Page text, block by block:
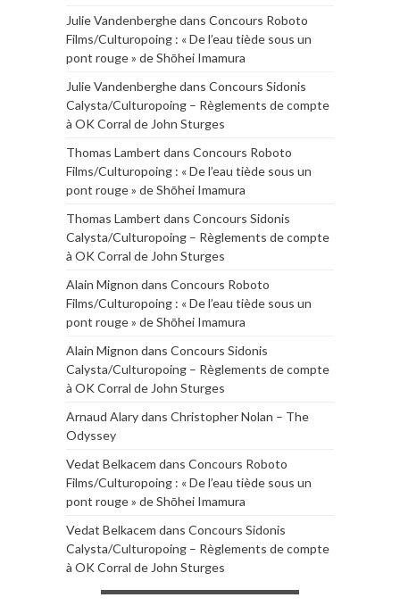
Julie Vandenberghedans Concours Roboto
Films/Culturopoing : « De l’eau tiède sous un
pont rouge » de Shōhei Imamura
Julie Vandenberghedans Concours Sidonis
Calysta/Culturopoing – Règlements de compte
à OK Corral de John Sturges
Thomas Lambert dans Concours Roboto
Films/Culturopoing : « De l’eau tiède sous un
pont rouge » de Shōhei Imamura
Thomas Lambert dans Concours Sidonis
Calysta/Culturopoing – Règlements de compte
à OK Corral de John Sturges
Alain Mignon dans Concours Roboto
Films/Culturopoing : « De l’eau tiède sous un
pont rouge » de Shōhei Imamura
Alain Mignon dans Concours Sidonis
Calysta/Culturopoing – Règlements de compte
à OK Corral de John Sturges
Arnaud Alarydans Christopher Nolan – The
Odyssey
Vedat Belkacem dans Concours Roboto
Films/Culturopoing : « De l’eau tiède sous un
pont rouge » de Shōhei Imamura
Vedat Belkacem dans Concours Sidonis
Calysta/Culturopoing – Règlements de compte
à OK Corral de John Sturges